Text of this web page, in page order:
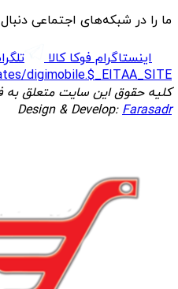
ما را در شبکه‌های اجتماعی
اینستاگرام فوکا کالا
digimobile.$_EITAA_SITE
کلیه حقوق این سایت متعلق به
Design & Develop:Farasadr